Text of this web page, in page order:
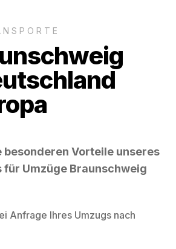
besonderen Vorteile unseres
Umzüge Braunschweig
Anfrage Ihres Umzugs nach